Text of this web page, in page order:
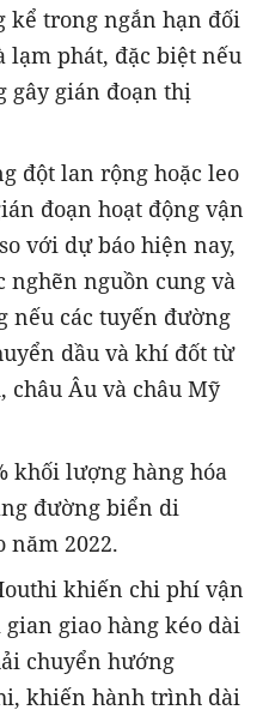
kể trong ngắn hạn đối
lạm phát, đặc biệt nếu
gây gián đoạn thị
đột lan rộng hoặc leo
đoạn hoạt động vận
với dự báo hiện nay,
nguồn cung và
nếu các tuyến đường
dầu và khí đốt từ
châu Âu và châu Mỹ
khối lượng hàng hóa
đường biển di
năm 2022.
khiến chi phí vận
giao hàng kéo dài
chuyển hướng
khiến hành trình dài